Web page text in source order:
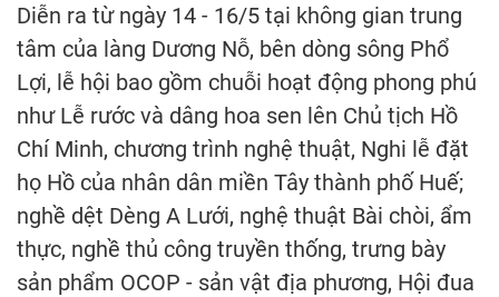
Diễn ra từ ngày 14 - 16/5 tại không gian trung
tâm của làng Dương Nỗ, bên dòng sông Phổ
Lợi, lễ hội bao gồm chuỗi hoạt động phong phú
như Lễ rước và dâng hoa sen lên Chủ tịch Hồ
Chí Minh, chương trình nghệ thuật, Nghi lễ đặt
họ Hồ của nhân dân miền Tây thành phố Huế;
nghề dệt Dèng A Lưới, nghệ thuật Bài chòi, ẩm
thực, nghề thủ công truyền thống, trưng bày
sản phẩm OCOP - sản vật địa phương, Hội đua